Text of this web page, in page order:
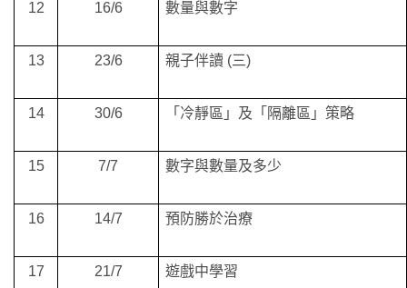
12 16/6 數量與數字
13 23/6 親子伴讀 (三)
14 30/6 「冷靜區」及「隔離區」策略
15 7/7 數字與數量及多少
16 14/7 預防勝於治療
17 21/7 遊戲中學習